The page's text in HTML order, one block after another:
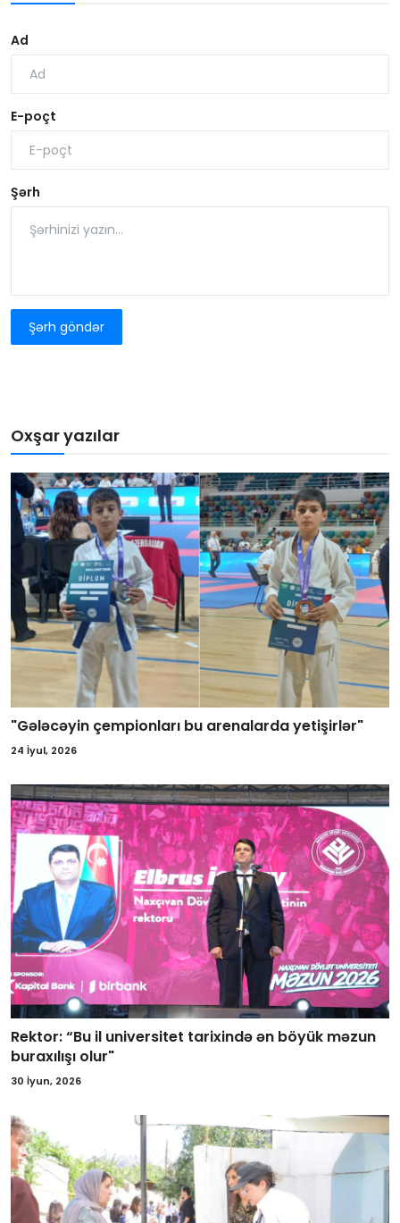
Ad
E-poçt
Şərh
Şərh göndər
Oxşar yazılar
"Gələcəyin çempionları bu arenalarda yetişirlər"
24 İyul, 2026
Rektor: “Bu il universitet tarixində ən böyük məzun
buraxılışı olur"
30 İyun, 2026